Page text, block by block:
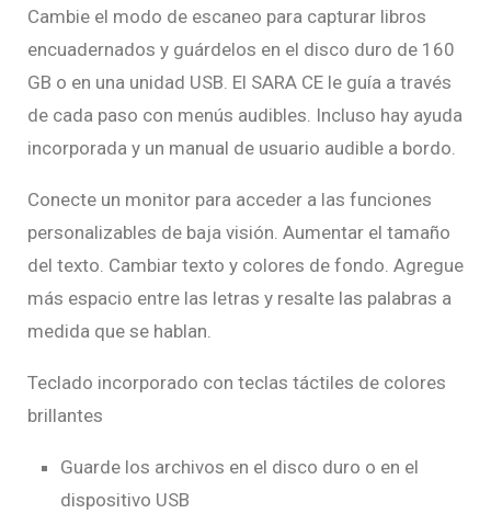
Cambie el modo de escaneo para capturar libros
encuadernados y guárdelos en el disco duro de 160
GB o en una unidad USB. El SARA CE le guía a través
de cada paso con menús audibles. Incluso hay ayuda
incorporada y un manual de usuario audible a bordo.
Conecte un monitor para acceder a las funciones
personalizables de baja visión. Aumentar el tamaño
del texto. Cambiar texto y colores de fondo. Agregue
más espacio entre las letras y resalte las palabras a
medida que se hablan.
Teclado incorporado con teclas táctiles de colores
brillantes
Guarde los archivos en el disco duro o en el
dispositivo USB